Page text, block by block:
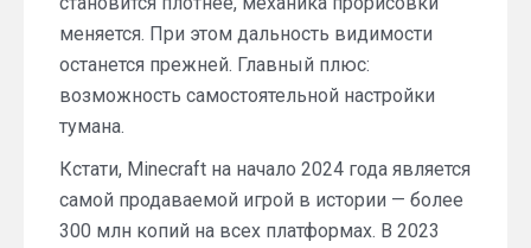
меняется. При этом дальность видимости
останется прежней. Главный плюс:
возможность самостоятельной настройки
тумана.
Кстати, Minecraft на начало 2024 года является
самой продаваемой игрой в истории — более
300 млн копий на всех платформах. В 2023